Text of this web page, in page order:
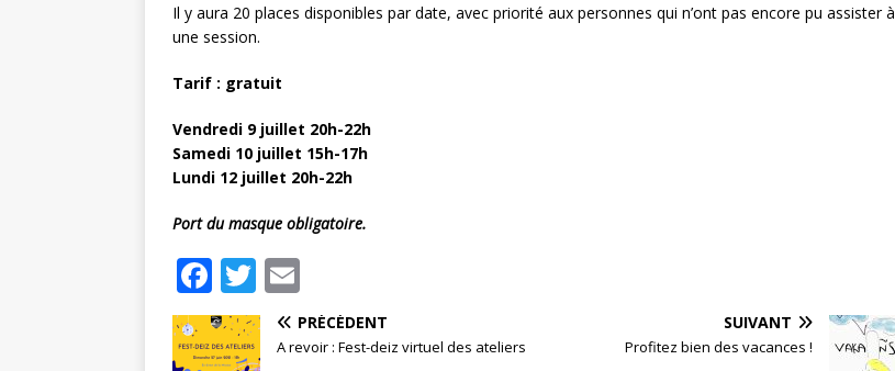
Il y aura 20 places disponibles par date, avec priorité aux personnes qui n’ont pas encore pu assister à
une session.
Tarif : gratuit
Vendredi 9 juillet 20h-22h
Samedi 10 juillet 15h-17h
Lundi 12 juillet 20h-22h
Port du masque obligatoire.
F
a
c
T
w
it
m
ai
PRÉCÉDENT
A revoir : Fest-deiz virtuel des ateliers
SUIVANT
Profitez bien des vacances !